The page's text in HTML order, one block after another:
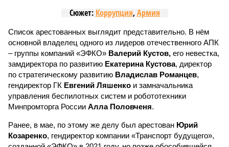
Сюжет: Коррупция,Армия
Список арестованных выглядит представительно. В нём
основной владелец одного из лидеров отечественного АПК
– группы компаний «ЭФКО» Валерий Кустов, его невестка,
замдиректора по развитию Екатерина Кустова, директор
по стратегическому развитию Владислав Романцев,
гендиректор ГК Евгений Ляшенко и замначальника
управления беспилотных систем и робототехники
Минпромторга России Алла Половченя.
Ранее, в мае, по этому же делу был арестован Юрий
Козаренко, гендиректор компании «Транспорт будущего»,